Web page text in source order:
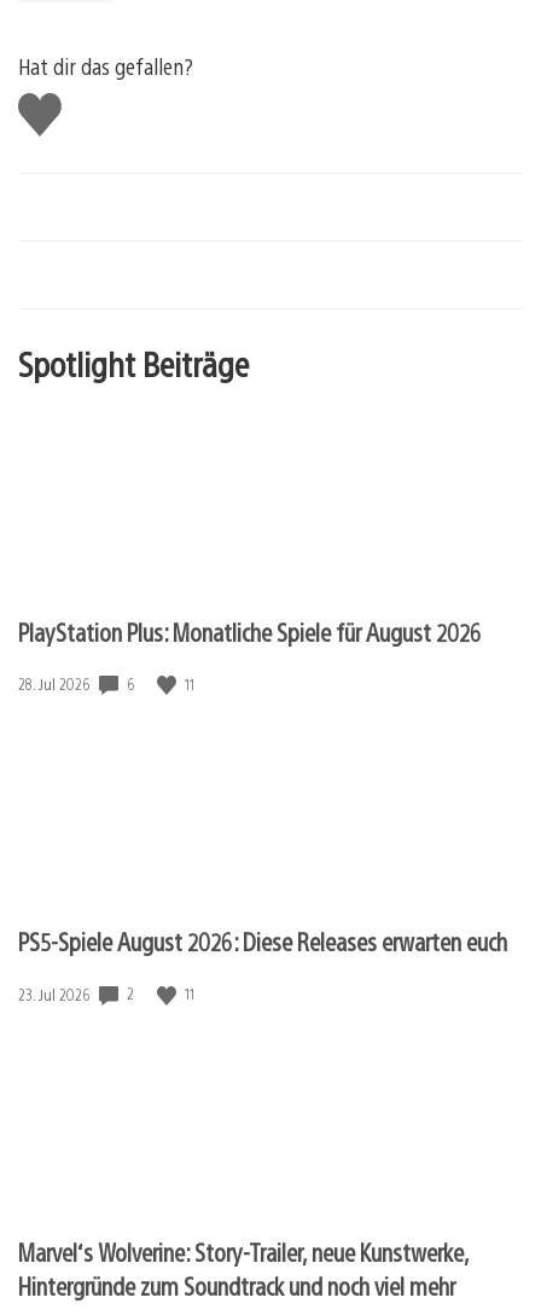
Hat dir das gefallen?
Gefällt
mir
Spotlight Beiträge
PlayStation Plus: Monatliche Spiele für August 2026
Veröffentlichungsdatum:
28. Jul 2026 6 11
PS5-Spiele August 2026: Diese Releases erwarten euch
Veröffentlichungsdatum:
23. Jul 2026 2 11
Marvel‘s Wolverine: Story-Trailer, neue Kunstwerke,
Hintergründe zum Soundtrack und noch viel mehr